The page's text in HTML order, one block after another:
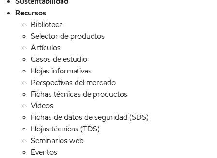
Recursos
Biblioteca
Selector de productos
Artículos
Casos de estudio
Hojas informativas
Perspectivas del mercado
Fichas técnicas de productos
Videos
Fichas de datos de seguridad (SDS)
Hojas técnicas (TDS)
Seminarios web
Eventos